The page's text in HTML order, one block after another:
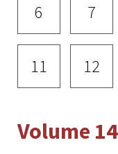
6 7
11 12
Volume